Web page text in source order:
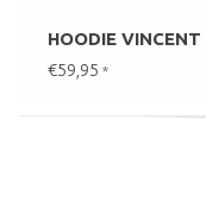
HOODIE VINCENT
€59,95 *